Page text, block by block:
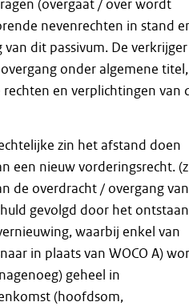
(overgaat / over wordt
nevenrechten in stand
dit passivum. De verkrijger
onder algemene titel,
en verplichtingen van
zin het afstand doen
een nieuw vorderingsrecht.
de overdracht / overgang van
gevolgd door het ontstaan
waarbij enkel van
in plaats van WOCO A)
geheel in
(hoofdsom,